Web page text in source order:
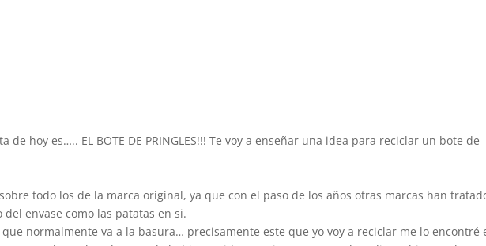
de hoy es….. EL BOTE DE PRINGLES!!! Te voy a enseñar una idea para reciclar un bote de
todo los de la marca original, ya que con el paso de los años otras marcas han
envase como las patatas en si.
normalmente va a la basura… precisamente este que yo voy a reciclar me lo encontré